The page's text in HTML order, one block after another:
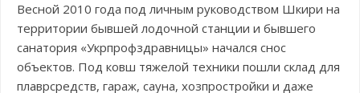
Весной 2010 года под личным руководством Шкири на
территории бывшей лодочной станции и бывшего
санатория «Укрпрофздравницы» начался снос
объектов. Под ковш тяжелой техники пошли склад для
плаврсредств, гараж, сауна, хозпростройки и даже